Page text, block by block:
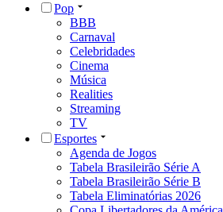
Pop
BBB
Carnaval
Celebridades
Cinema
Música
Realities
Streaming
TV
Esportes
Agenda de Jogos
Tabela Brasileirão Série A
Tabela Brasileirão Série B
Tabela Eliminatórias 2026